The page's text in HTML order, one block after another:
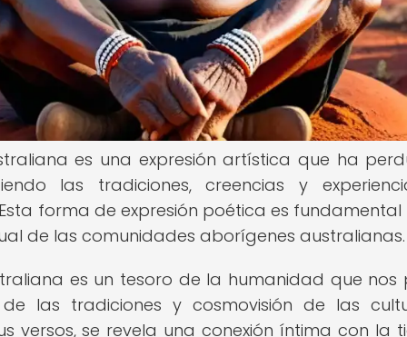
es una expresión artística que ha
las tradiciones, creencias y
forma de expresión poética es
de las comunidades aborígenes australianas.
es un tesoro de la humanidad que
las tradiciones y cosmovisión de las
versos, se revela una conexión íntima con la